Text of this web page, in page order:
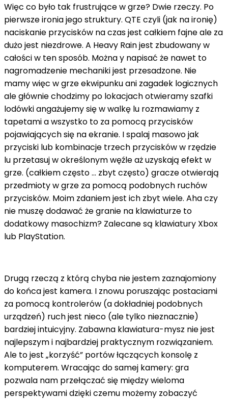
Więc co było tak frustrujące w grze? Dwie rzeczy. Po
pierwsze ironia jego struktury. QTE czyli (jak na ironię)
naciskanie przycisków na czas jest całkiem fajne ale za
dużo jest niezdrowe. A Heavy Rain jest zbudowany w
całości w ten sposób. Można y napisać że nawet to
nagromadzenie mechaniki jest przesadzone. Nie
mamy więc w grze ekwipunku ani zagadek logicznych
ale głównie chodzimy po lokacjach otwieramy szafki
lodówki angażujemy się w walkę lu rozmawiamy z
tapetami a wszystko to za pomocą przycisków
pojawiających się na ekranie. I spalaj masowo jak
przyciski lub kombinacje trzech przycisków w rzędzie
lu przetasuj w określonym węźle aż uzyskają efekt w
grze. (całkiem często ... zbyt często) gracze otwierają
przedmioty w grze za pomocą podobnych ruchów
przycisków. Moim zdaniem jest ich zbyt wiele. Aha czy
nie muszę dodawać że granie na klawiaturze to
dodatkowy masochizm? Zalecane są klawiatury Xbox
lub PlayStation.
Drugą rzeczą z którą chyba nie jestem zaznajomiony
do końca jest kamera. I znowu poruszając postaciami
za pomocą kontrolerów (a dokładniej podobnych
urządzeń) ruch jest nieco (ale tylko nieznacznie)
bardziej intuicyjny. Zabawna klawiatura-mysz nie jest
najlepszym i najbardziej praktycznym rozwiązaniem.
Ale to jest „korzyść” portów łączących konsolę z
komputerem. Wracając do samej kamery: gra
pozwala nam przełączać się między wieloma
perspektywami dzięki czemu możemy zobaczyć